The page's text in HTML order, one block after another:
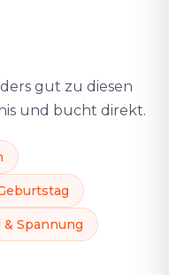
gut zu diesen
und bucht direkt.
& Spannung